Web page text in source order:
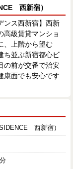
西新宿）
ンス西新宿】西新
高級賃貸マンショ
、上階から望む
ち並ぶ新宿都心ビ
の前が交番で治安
康面でも安心です
西新宿）